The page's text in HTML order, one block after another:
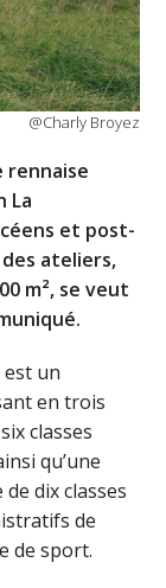
@Charly Broyez
rennaise
La
et post-
ateliers,
m², se veut
un
en trois
classes
qu’une
dix classes
de
de sport.